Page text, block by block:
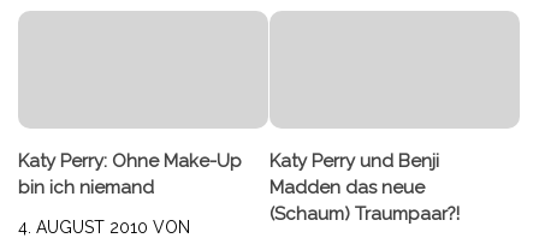
Katy Perry: Ohne Make-Up
bin ich niemand
4. AUGUST 2010 VON
Katy Perry und Benji
Madden das neue
(Schaum) Traumpaar?!